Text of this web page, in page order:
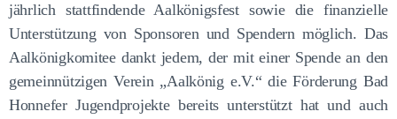
jährlich stattfindende Aalkönigsfest sowie die finanzielle
Unterstützung von Sponsoren und Spendern möglich. Das
Aalkönigkomitee dankt jedem, der mit einer Spende an den
gemeinnützigen Verein „Aalkönig e.V.“ die Förderung Bad
Honnefer Jugendprojekte bereits unterstützt hat und auch